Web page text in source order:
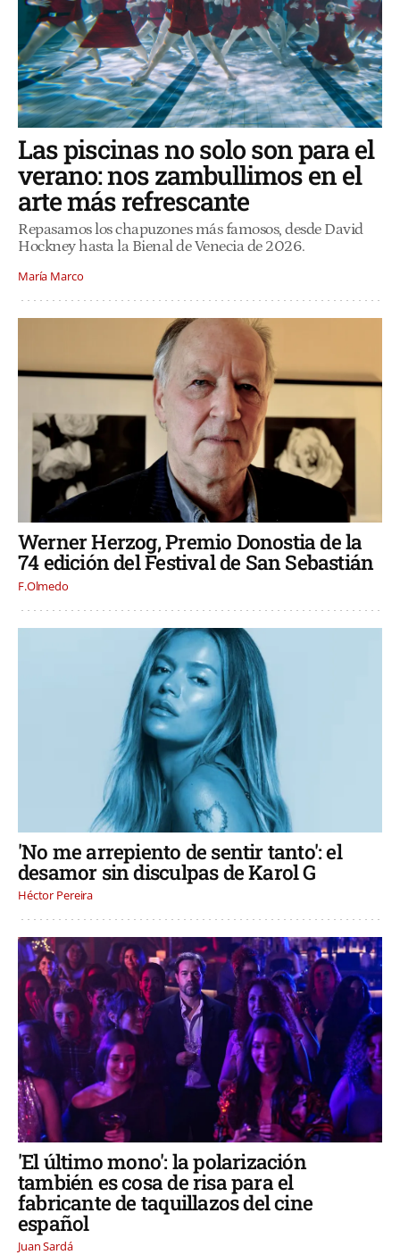
Werner Herzog, Premio Donostia de la
74 edición del Festival de San Sebastián
F.Olmedo
'No me arrepiento de sentir tanto': el
desamor sin disculpas de Karol G
Héctor Pereira
Las piscinas no solo son para el
verano: nos zambullimos en el
arte más refrescante
Repasamos los chapuzones más famosos, desde David
Hockney hasta la Bienal de Venecia de 2026.
María Marco
'El último mono': la polarización
también es cosa de risa para el
fabricante de taquillazos del cine
español
Juan Sardá